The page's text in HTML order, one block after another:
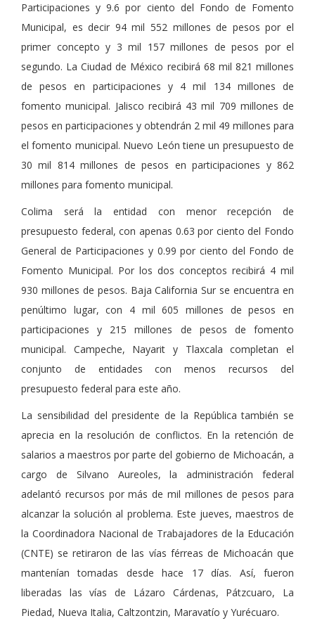
Participaciones y 9.6 por ciento del Fondo de Fomento
Municipal, es decir 94 mil 552 millones de pesos por el
primer concepto y 3 mil 157 millones de pesos por el
segundo. La Ciudad de México recibirá 68 mil 821 millones
de pesos en participaciones y 4 mil 134 millones de
fomento municipal. Jalisco recibirá 43 mil 709 millones de
pesos en participaciones y obtendrán 2 mil 49 millones para
el fomento municipal. Nuevo León tiene un presupuesto de
30 mil 814 millones de pesos en participaciones y 862
millones para fomento municipal.
Colima será la entidad con menor recepción de
presupuesto federal, con apenas 0.63 por ciento del Fondo
General de Participaciones y 0.99 por ciento del Fondo de
Fomento Municipal. Por los dos conceptos recibirá 4 mil
930 millones de pesos. Baja California Sur se encuentra en
penúltimo lugar, con 4 mil 605 millones de pesos en
participaciones y 215 millones de pesos de fomento
municipal. Campeche, Nayarit y Tlaxcala completan el
conjunto de entidades con menos recursos del
presupuesto federal para este año.
La sensibilidad del presidente de la República también se
aprecia en la resolución de conflictos. En la retención de
salarios a maestros por parte del gobierno de Michoacán, a
cargo de Silvano Aureoles, la administración federal
adelantó recursos por más de mil millones de pesos para
alcanzar la solución al problema. Este jueves, maestros de
la Coordinadora Nacional de Trabajadores de la Educación
(CNTE) se retiraron de las vías férreas de Michoacán que
mantenían tomadas desde hace 17 días. Así, fueron
liberadas las vías de Lázaro Cárdenas, Pátzcuaro, La
Piedad, Nueva Italia, Caltzontzin, Maravatío y Yurécuaro.